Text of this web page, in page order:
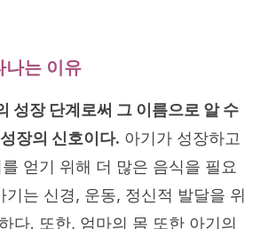
나는 이유
성장 단계로써 그 이름으로 알 수
장의 신호이다. 아기가 성장하고
얻기 위해 더 많은 음식을 필요
기는 신경, 운동, 정신적 발달을 위
다. 또한, 엄마의 몸 또한 아기의